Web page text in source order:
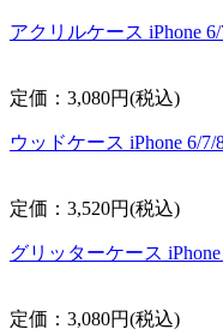
アクリルケース iPhone 6/
定価：3,080円(税込)
ウッドケース iPhone 6/7/
定価：3,520円(税込)
グリッターケース iPhone
定価：3,080円(税込)